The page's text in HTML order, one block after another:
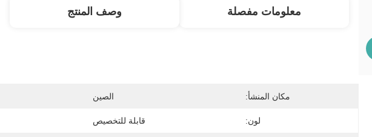
معلومات مفصلة وصف المنتج
مكان المنشأ: الصين
لون: قابلة للتخصيص